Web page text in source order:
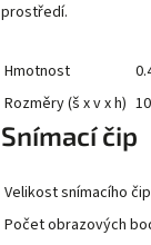
prostředí.
Hmotnost
Rozměry (š x v x h)
Snímací čip
Velikost snímacího
Počet obrazových